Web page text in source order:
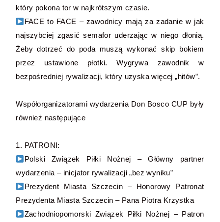
który pokona tor w najkrótszym czasie.
FACE to FACE – zawodnicy mają za zadanie w jak
najszybciej zgasić semafor uderzając w niego dłonią.
Żeby dotrzeć do poda muszą wykonać skip bokiem
przez ustawione płotki. Wygrywa zawodnik w
bezpośredniej rywalizacji, który uzyska więcej „hitów”.
Współorganizatorami wydarzenia Don Bosco CUP były
również następujące
1. PATRONI:
Polski Związek Piłki Nożnej – Główny partner
wydarzenia – inicjator rywalizacji „bez wyniku”
Prezydent Miasta Szczecin – Honorowy Patronat
Prezydenta Miasta Szczecin – Pana Piotra Krzystka
Zachodniopomorski Związek Piłki Nożnej – Patron